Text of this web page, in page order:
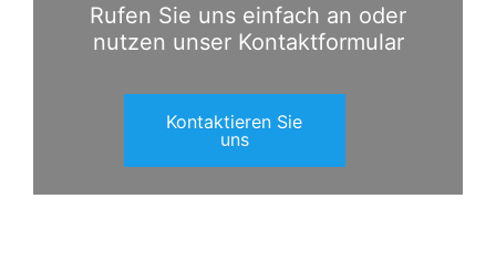
Rufen Sie uns einfach an oder
nutzen unser Kontaktformular
Kontaktieren Sie
uns